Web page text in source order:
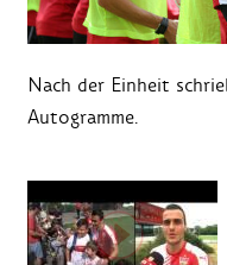
Nach der Einheit
Autogramme.